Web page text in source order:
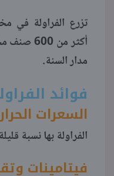
تزرع الفراولة في
أكثر من
مدار السنة.
فوائد
السعرات
الفراولة بها نسبة
فيتامينات